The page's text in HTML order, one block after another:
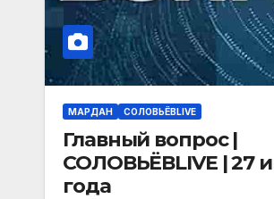
МАРДАН СОЛОВЬЁВLIVE
Главный вопрос |
СОЛОВЬЁВLIVE | 27
года